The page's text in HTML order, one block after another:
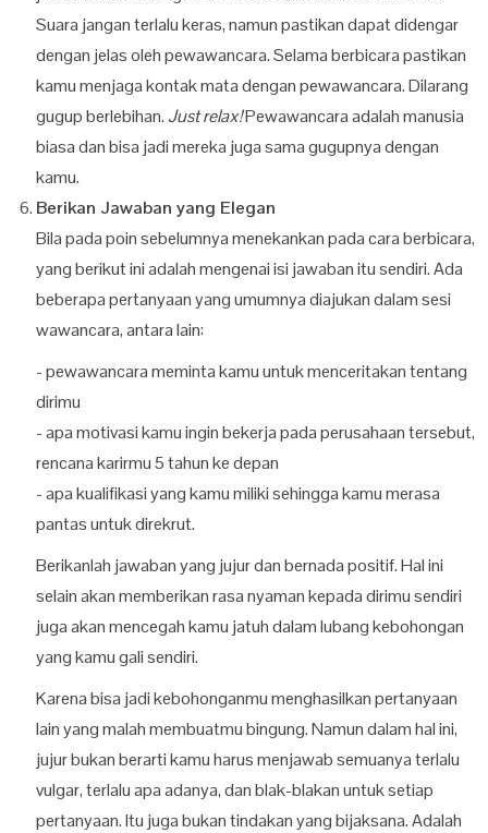
Suara jangan terlalu keras, namun pastikan dapat didengar
dengan jelas oleh pewawancara. Selama berbicara pastikan
kamu menjaga kontak mata dengan pewawancara. Dilarang
gugup berlebihan. Just relax!Pewawancara adalah manusia
biasa dan bisa jadi mereka juga sama gugupnya dengan
kamu.
Berikan Jawaban yang Elegan
Bila pada poin sebelumnya menekankan pada cara berbicara,
yang berikut ini adalah mengenai isi jawaban itu sendiri. Ada
beberapa pertanyaan yang umumnya diajukan dalam sesi
wawancara, antara lain:
- pewawancara meminta kamu untuk menceritakan tentang
dirimu
- apa motivasi kamu ingin bekerja pada perusahaan tersebut,
rencana karirmu 5 tahun ke depan
- apa kualifikasi yang kamu miliki sehingga kamu merasa
pantas untuk direkrut.
Berikanlah jawaban yang jujur dan bernada positif. Hal ini
selain akan memberikan rasa nyaman kepada dirimu sendiri
juga akan mencegah kamu jatuh dalam lubang kebohongan
yang kamu gali sendiri.
Karena bisa jadi kebohonganmu menghasilkan pertanyaan
lain yang malah membuatmu bingung. Namun dalam hal ini,
jujur bukan berarti kamu harus menjawab semuanya terlalu
vulgar, terlalu apa adanya, dan blak-blakan untuk setiap
pertanyaan. Itu juga bukan tindakan yang bijaksana. Adalah